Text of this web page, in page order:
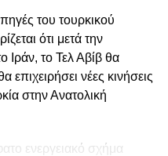
τις υποψίες για τις
δικαιολογούν τις
Συγκεκριμένα, το
για την ανάπτυξη
γενιάς, το οποίο είχαν
Μακρόν και η Άνγκελα
του τουρκικού
ότι μετά την
Ιράν, το Τελ Αβίβ θα
νέες κινήσεις
στην Ανατολική
ενεργειακό σχήμα